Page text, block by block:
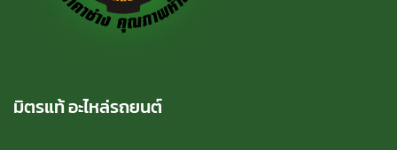
มิตรแท้ อะไหล่รถยนต์